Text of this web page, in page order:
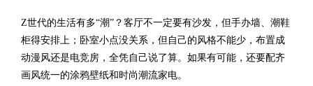
Z世代的生活有多“潮”？客厅不一定要有沙发，但手办墙、潮鞋
柜得安排上；卧室小点没关系，但自己的风格不能少，布置成
动漫风还是电竞房，全凭自己说了算。如果有可能，还要配齐
画风统一的涂鸦壁纸和时尚潮流家电。